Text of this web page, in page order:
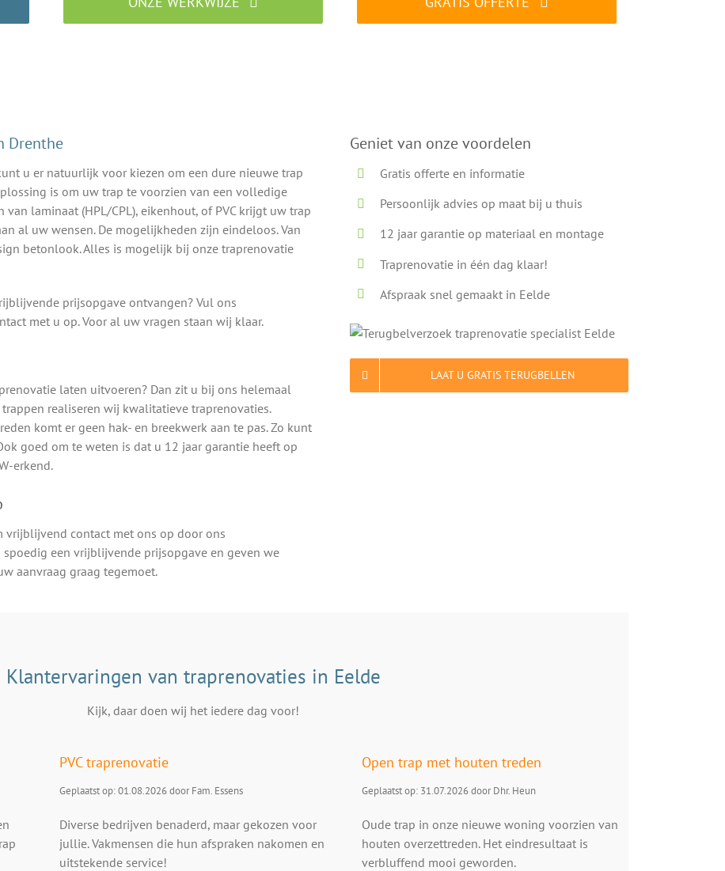
Drenthe
u er natuurlijk voor kiezen om een dure nieuwe trap
is om uw trap te voorzien van een volledige
laminaat (HPL/CPL), eikenhout, of PVC krijgt uw trap
al uw wensen. De mogelijkheden zijn eindeloos. Van
betonlook. Alles is mogelijk bij onze traprenovatie
prijsopgave ontvangen? Vul ons
met u op. Voor al uw vragen staan wij klaar.
laten uitvoeren? Dan zit u bij ons helemaal
realiseren wij kwalitatieve traprenovaties.
komt er geen hak- en breekwerk aan te pas. Zo kunt
goed om te weten is dat u 12 jaar garantie heeft op
erkend.
contact met ons op door ons
een vrijblijvende prijsopgave en geven we
aanvraag graag tegemoet.
Geniet van onze voordelen
Gratis offerte en informatie
Persoonlijk advies op maat bij u thuis
12 jaar garantie op materiaal en montage
Traprenovatie in één dag klaar!
Afspraak snel gemaakt in Eelde
LAAT U GRATIS TERUGBELLEN
Klantervaringen van traprenovaties in Eelde
Kijk, daar doen wij het iedere dag voor!
PVC traprenovatie
Geplaatst op: 01.08.2026 door Fam. Essens
Diverse bedrijven benaderd, maar gekozen voor
jullie. Vakmensen die hun afspraken nakomen en
uitstekende service!
Open trap met houten treden
Geplaatst op: 31.07.2026 door Dhr. Heun
Oude trap in onze nieuwe woning voorzien van
houten overzettreden. Het eindresultaat is
verbluffend mooi geworden.